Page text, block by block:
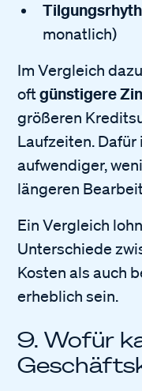
monatlich)
Im Vergleich
oftgünstigere
größeren
Laufzeiten.
aufwendiger,
längeren
Ein Vergleich
Unterschiede
Kosten als auch
erheblich sein.
9. Wofür